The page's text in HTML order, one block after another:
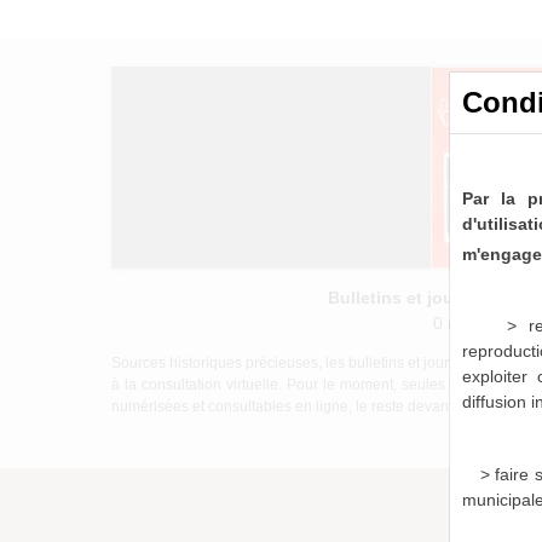
0 notice
Sources historiques précieuses, les bulletins et journaux
à la consultation virtuelle. Pour le moment, seules les
numérisées et consultables en ligne, le reste devant être mis à
Par la
>
exploiter
diffusion
> faire